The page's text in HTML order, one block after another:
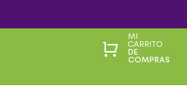
MI
CARRITO
DE
COMPRAS